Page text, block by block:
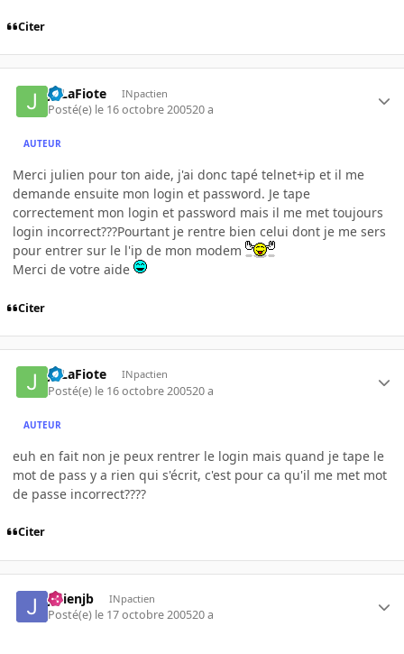
Citer
JoLaFiote INpactien
Posté(e) le 16 octobre 200520 a
AUTEUR
Merci julien pour ton aide, j'ai donc tapé telnet+ip et il me
demande ensuite mon login et password. Je tape
correctement mon login et password mais il me met toujours
login incorrect???Pourtant je rentre bien celui dont je me sers
pour entrer sur le l'ip de mon modem
Merci de votre aide
Citer
JoLaFiote INpactien
Posté(e) le 16 octobre 200520 a
AUTEUR
euh en fait non je peux rentrer le login mais quand je tape le
mot de pass y a rien qui s'écrit, c'est pour ca qu'il me met mot
de passe incorrect????
Citer
julienjb INpactien
Posté(e) le 17 octobre 200520 a